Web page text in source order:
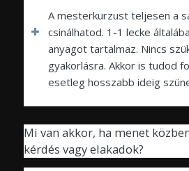
A mesterkurzust teljesen a
csinálhatod. 1-1 lecke
anyagot tartalmaz. Nincs
gyakorlásra. Akkor is tudod
esetleg hosszabb ideig
Mi van akkor, ha menet
kérdés vagy elakadok?